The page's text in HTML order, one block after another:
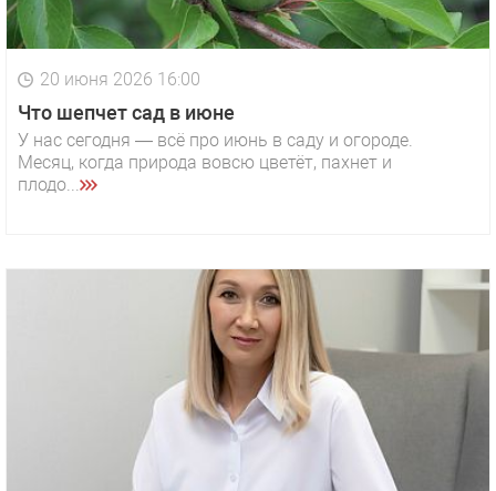
20 июня 2026 16:00
Что шепчет сад в июне
У нас сегодня — всё про июнь в саду и огороде.
Месяц, когда природа вовсю цветёт, пахнет и
плодо...